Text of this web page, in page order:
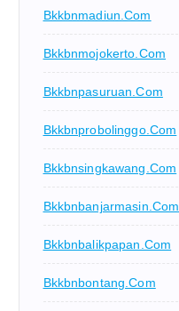
Bkkbnmadiun.com
Bkkbnmojokerto.com
Bkkbnpasuruan.com
Bkkbnprobolinggo.com
Bkkbnsingkawang.com
Bkkbnbanjarmasin.com
Bkkbnbalikpapan.com
Bkkbnbontang.com